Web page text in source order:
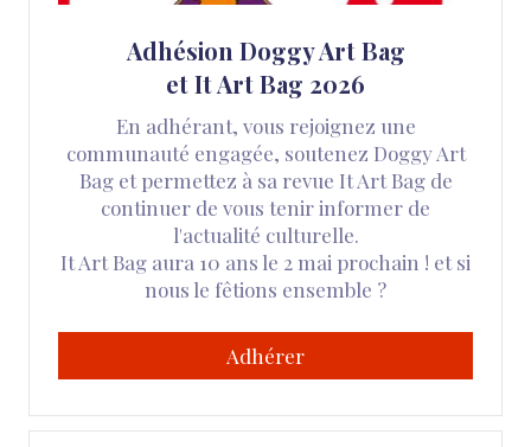
Adhésion Doggy Art Bag
et It Art Bag 2026
En adhérant, vous rejoignez une
communauté engagée, soutenez Doggy Art
Bag et permettez à sa revue It Art Bag de
continuer de vous tenir informer de
l'actualité culturelle.
It Art Bag aura 10 ans le 2 mai prochain ! et si
nous le fêtions ensemble ?
Adhérer